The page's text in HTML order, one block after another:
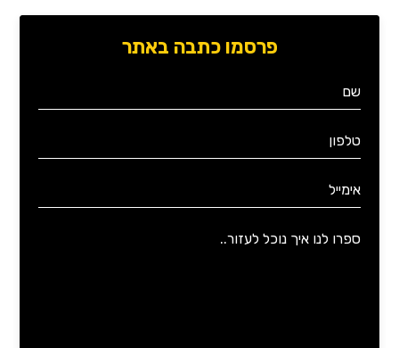
פרסמו כתבה באתר